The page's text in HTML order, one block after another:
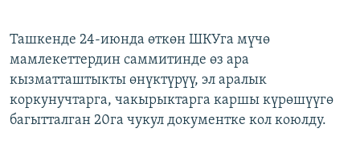
Ташкенде 24-июнда өткөн ШКУга мүчө
мамлекеттердин саммитинде өз ара
кызматташтыкты өнүктүрүү, эл аралык
коркунучтарга, чакырыктарга каршы күрөшүүгө
багытталган 20га чукул документке кол коюлду.